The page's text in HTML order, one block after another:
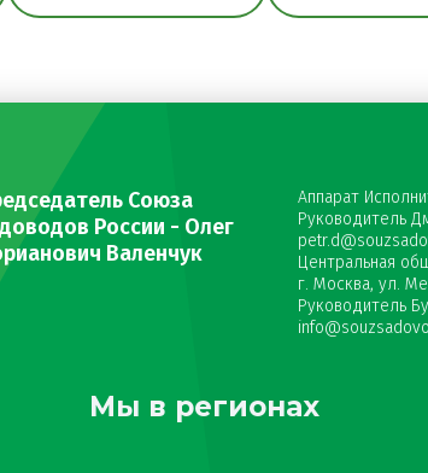
Союза
России - Олег
Валенчук
Аппарат
Руководитель
Центральная
г. Москва, ул.
Руководитель
Мы в регионах